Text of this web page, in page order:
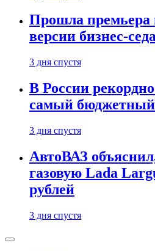
Прошла премьера
версии бизнес-
3 дня спустя
В России
самый
3 дня спустя
АвтоВАЗ
газовую Lada
рублей
3 дня спустя